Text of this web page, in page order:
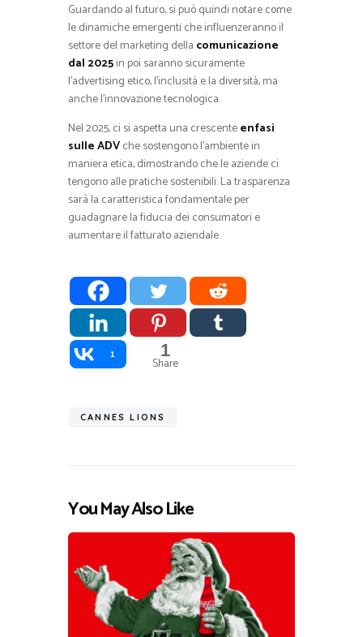
Guardando al futuro, si può quindi notare come
le dinamiche emergenti che influenzeranno il
settore del marketing della comunicazione
dal 2025in poi saranno sicuramente
l’advertising etico, l’inclusità e la diversità, ma
anche l’innovazione tecnologica.
Nel 2025, ci si aspetta una crescenteenfasi
sulle ADVche sostengono l’ambiente in
maniera etica, dimostrando che le aziende ci
tengono alle pratiche sostenibili. La trasparenza
sarà la caratteristica fondamentale per
guadagnare la fiducia dei consumatori e
aumentare il fatturato aziendale.
1 1
Share
CANNES LIONS
You May Also Like